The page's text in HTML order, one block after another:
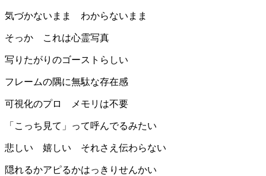
気づかないまま わからないまま
そっか これは心霊写真
写りたがりのゴーストらしい
フレームの隅に無駄な存在感
可視化のプロ メモリは不要
「こっち見て」って呼んでるみたい
悲しい 嬉しい それさえ伝わらない
隠れるかアピるかはっきりせんかい